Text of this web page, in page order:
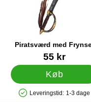
Piratsværd med
Varenr 2286555 kr
Køb
Produkttilgængelighed: På
Leveringstid: 1-3 dage